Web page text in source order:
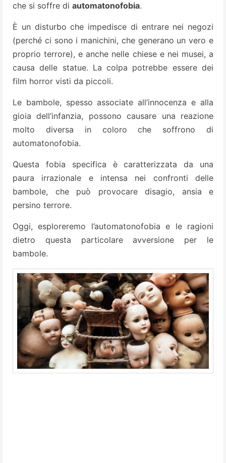
che si soffre di automatonofobia.
È un disturbo che impedisce di entrare nei negozi
(perché ci sono i manichini, che generano un vero e
proprio terrore), e anche nelle chiese e nei musei, a
causa delle statue. La colpa potrebbe essere dei
film horror visti da piccoli.
Le bambole, spesso associate all’innocenza e alla
gioia dell’infanzia, possono causare una reazione
molto diversa in coloro che soffrono di
automatonofobia.
Questa fobia specifica è caratterizzata da una
paura irrazionale e intensa nei confronti delle
bambole, che può provocare disagio, ansia e
persino terrore.
Oggi, esploreremo l’automatonofobia e le ragioni
dietro questa particolare avversione per le
bambole.